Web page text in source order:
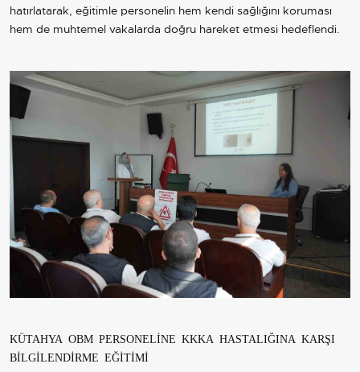
hatırlatarak, eğitimle personelin hem kendi sağlığını koruması
hem de muhtemel vakalarda doğru hareket etmesi hedeflendi.
KÜTAHYA OBM PERSONELİNE KKKA HASTALIĞINA KARŞI
BİLGİLENDİRME EĞİTİMİ